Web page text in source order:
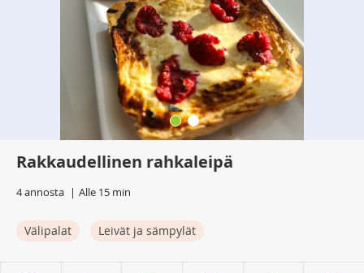
Rakkaudellinen rahkaleipä
4 annosta Alle 15 min
Välipalat Leivät ja sämpylät